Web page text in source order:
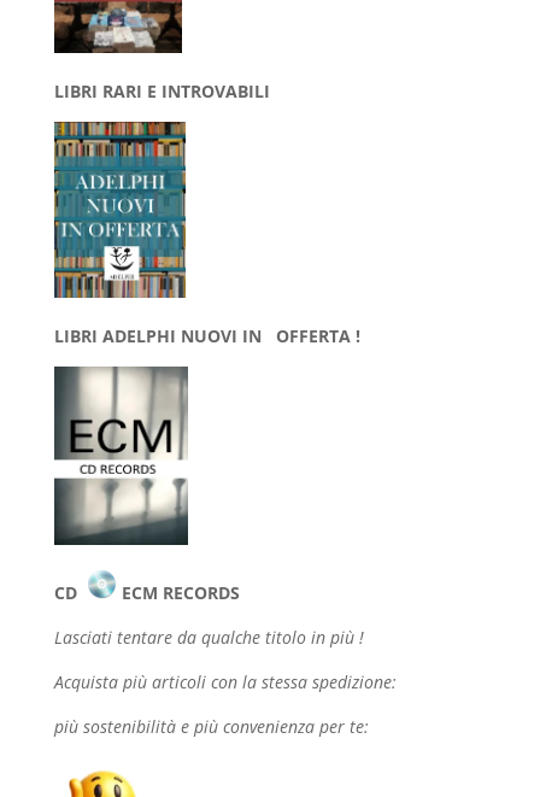
LIBRI RARI E INTROVABILI
LIBRI ADELPHI NUOVI IN OFFERTA !
CD
ECM RECORDS
Lasciati tentare da qualche titolo in più !
Acquista più articoli con la stessa spedizione:
più sostenibilità e più convenienza per te: